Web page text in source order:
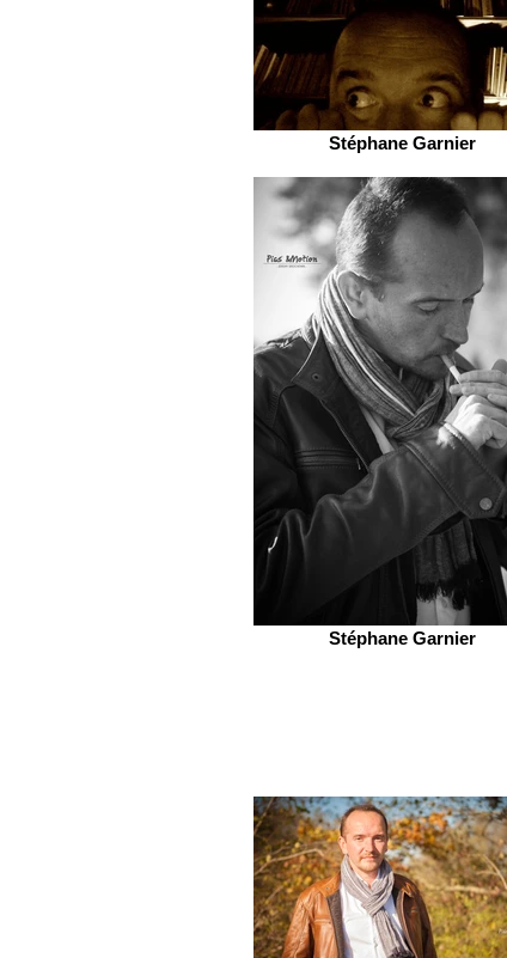
Stéphane Garnier
Stéphane Garnier